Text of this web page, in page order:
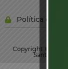
Política de
Copyright © 2023
Santa